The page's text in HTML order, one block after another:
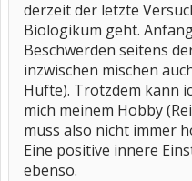
derzeit der letzte
Biologikum geht.
Beschwerden seitens
inzwischen mischen
Hüfte). Trotzdem kann
mich meinem Hobby
muss also nicht immer
Eine positive innere
ebenso.